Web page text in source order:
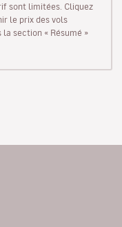
sont limitées. Cliquez
le prix des vols
section « Résumé »